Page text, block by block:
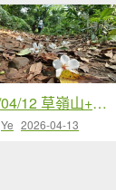
2026/04/12 草嶺山+打鐵寮古道 O型
Ye 2026-04-13